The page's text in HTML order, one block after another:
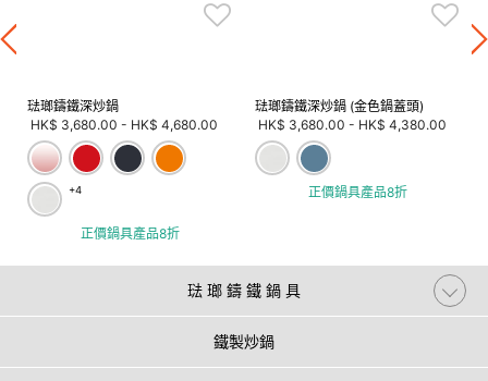
琺瑯鑄鐵深炒鍋
HK$ 3,680.00 - HK$ 4,680.00
+4
正價鍋具產品8折
琺瑯鑄鐵深炒鍋 (金色鍋蓋頭)
HK$ 3,680.00 - HK$ 4,380.00
正價鍋具產品8折
琺 瑯 鑄 鐵 鍋 具
鐵製炒鍋